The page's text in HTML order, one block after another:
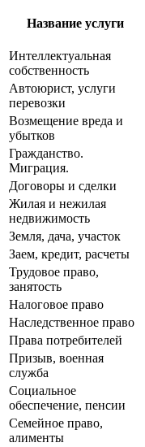
Название услуги
Интеллектуальная
собственность
Автоюрист, услуги
перевозки
Возмещение вреда и
убытков
Гражданство.
Миграция.
Договоры и сделки
Жилая и нежилая
недвижимость
Земля, дача, участок
Заем, кредит, расчеты
Трудовое право,
занятость
Налоговое право
Наследственное право
Права потребителей
Призыв, военная
служба
Социальное
обеспечение, пенсии
Семейное право,
алименты